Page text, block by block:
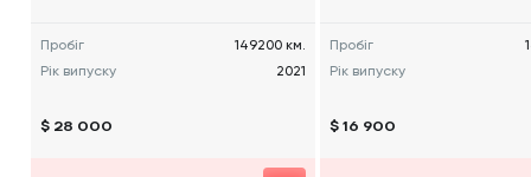
Пробіг
149200 км.
Рік випуску
2021
$ 28 000
Пробіг
Рік випуску
$ 16 900